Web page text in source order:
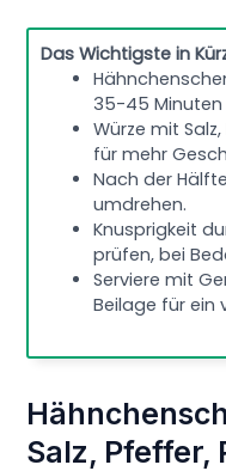
Das Wichtigste in
35-45
Würze mit
für mehr
Nach der
umdrehen.
Knusprigkeit
prüfen, bei
Serviere mit
Beilage für ein
Salz, Pfeffer,